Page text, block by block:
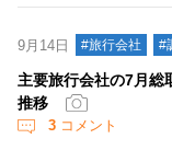
9月14日 #旅行会社 #
主要旅行会社の7月総
推移
3 コメント